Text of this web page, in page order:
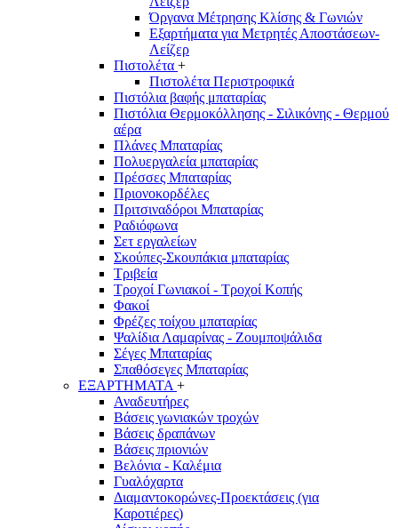
Όργανα Μέτρησης Κλίσης & Γωνιών
Εξαρτήματα για Μετρητές Αποστάσεων-
Λείζερ
Πιστολέτα +
Πιστολέτα Περιστροφικά
Πιστόλια βαφής μπαταρίας
Πιστόλια Θερμοκόλλησης - Σιλικόνης - Θερμού
αέρα
Πλάνες Μπαταρίας
Πολυεργαλεία μπαταρίας
Πρέσσες Μπαταρίας
Πριονοκορδέλες
Πριτσιναδόροι Μπαταρίας
Ραδιόφωνα
Σετ εργαλείων
Σκούπες-Σκουπάκια μπαταρίας
Τριβεία
Τροχοί Γωνιακοί - Τροχοί Κοπής
Φακοί
Φρέζες τοίχου μπαταρίας
Ψαλίδια Λαμαρίνας - Ζουμποψάλιδα
Σέγες Μπαταρίας
Σπαθόσεγες Μπαταρίας
ΕΞΑΡΤΗΜΑΤΑ +
Αναδευτήρες
Βάσεις γωνιακών τροχών
Βάσεις δραπάνων
Βάσεις πριονιών
Βελόνια - Καλέμια
Γυαλόχαρτα
Διαμαντοκορώνες-Προεκτάσεις (για
Καροτιέρες)